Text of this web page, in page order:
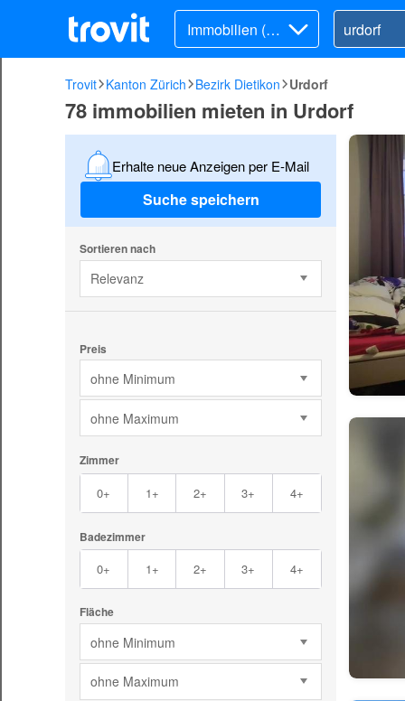
Immobilien (Mi
ete)
Trovit Kanton Zürich Bezirk Dietikon Urdorf
78 immobilien mieten in Urdorf
Erhalte neue Anzeigen per E-Mail
Suche speichern
Sortieren nach
Relevanz
Preis
ohne Minimum
ohne Maximum
Zimmer
0+ 1+ 2+ 3+ 4+
Badezimmer
0+ 1+ 2+ 3+ 4+
Fläche
ohne Minimum
ohne Maximum